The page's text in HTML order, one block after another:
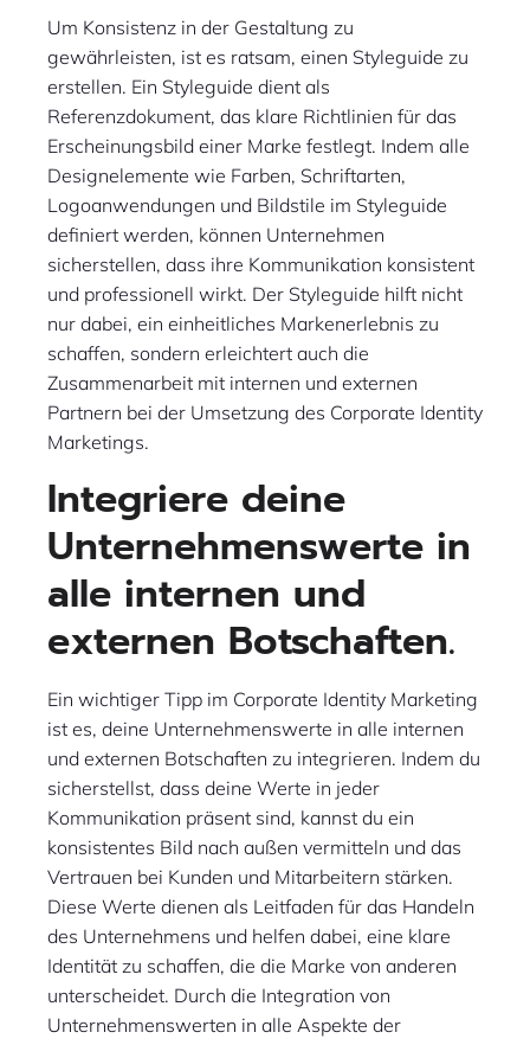
Um Konsistenz in der Gestaltung zu
gewährleisten, ist es ratsam, einen Styleguide zu
erstellen. Ein Styleguide dient als
Referenzdokument, das klare Richtlinien für das
Erscheinungsbild einer Marke festlegt. Indem alle
Designelemente wie Farben, Schriftarten,
Logoanwendungen und Bildstile im Styleguide
definiert werden, können Unternehmen
sicherstellen, dass ihre Kommunikation konsistent
und professionell wirkt. Der Styleguide hilft nicht
nur dabei, ein einheitliches Markenerlebnis zu
schaffen, sondern erleichtert auch die
Zusammenarbeit mit internen und externen
Partnern bei der Umsetzung des Corporate Identity
Marketings.
Integriere deine
Unternehmenswerte in
alle internen und
externen Botschaften.
Ein wichtiger Tipp im Corporate Identity Marketing
ist es, deine Unternehmenswerte in alle internen
und externen Botschaften zu integrieren. Indem du
sicherstellst, dass deine Werte in jeder
Kommunikation präsent sind, kannst du ein
konsistentes Bild nach außen vermitteln und das
Vertrauen bei Kunden und Mitarbeitern stärken.
Diese Werte dienen als Leitfaden für das Handeln
des Unternehmens und helfen dabei, eine klare
Identität zu schaffen, die die Marke von anderen
unterscheidet. Durch die Integration von
Unternehmenswerten in alle Aspekte der